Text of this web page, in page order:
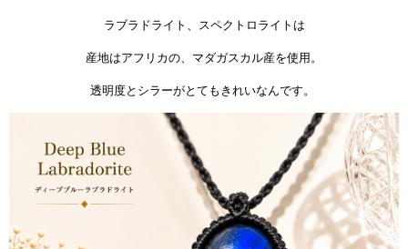
ラブラドライト、スペクトロライトは
産地はアフリカの、マダガスカル産を使用。
透明度とシラーがとてもきれいなんです。